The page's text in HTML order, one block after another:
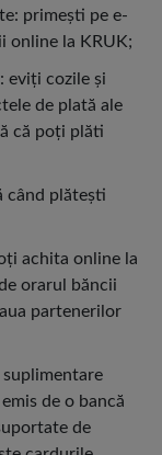
primeşti pe e-
online la KRUK;
eviţi cozile şi
de plată ale
că poţi plăti
când plăteşti
achita online la
orarul băncii
partenerilor
de o bancă
de